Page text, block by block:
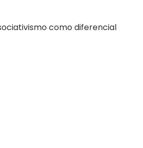
como diferencial